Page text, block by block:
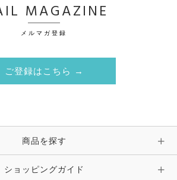
MAGAZINE
メルマガ登録
ご登録はこちら →
商品を探す
ショッピングガイド